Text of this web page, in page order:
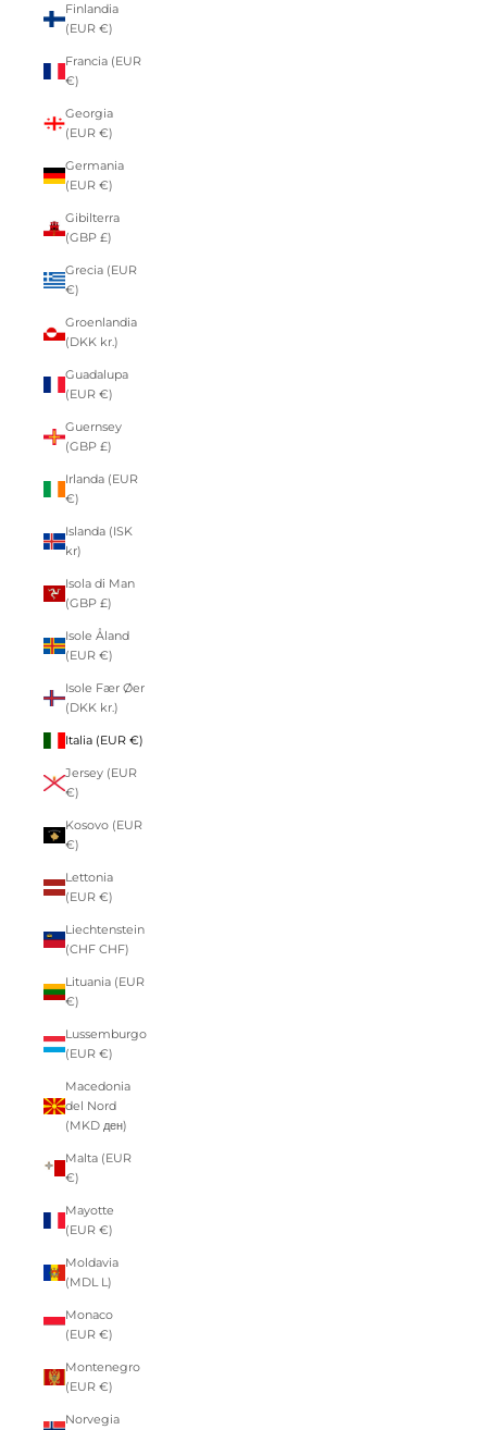
Finlandia
(EUR €)
Francia (EUR
€)
Georgia
(EUR €)
Germania
(EUR €)
Gibilterra
(GBP £)
Grecia (EUR
€)
Groenlandia
(DKK kr.)
Guadalupa
(EUR €)
Guernsey
(GBP £)
Irlanda (EUR
€)
Islanda (ISK
kr)
Isola di Man
(GBP £)
Isole Åland
(EUR €)
Isole Fær Øer
(DKK kr.)
Italia (EUR €)
Jersey (EUR
€)
Kosovo (EUR
€)
Lettonia
(EUR €)
Liechtenstein
(CHF CHF)
Lituania (EUR
€)
Lussemburgo
(EUR €)
Macedonia
del Nord
(MKD ден)
Malta (EUR
€)
Mayotte
(EUR €)
Moldavia
(MDL L)
Monaco
(EUR €)
Montenegro
(EUR €)
Norvegia